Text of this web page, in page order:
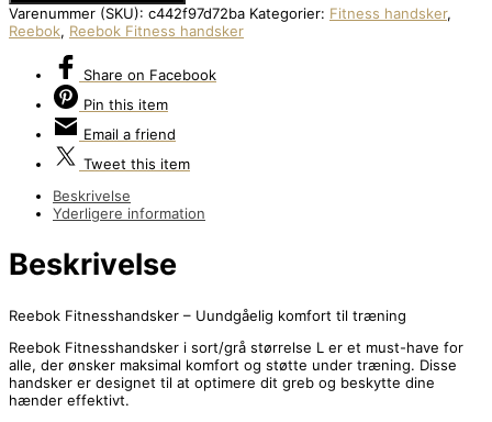
Varenummer (SKU): c442f97d72ba Kategorier: Fitness handsker,
Reebok, Reebok Fitness handsker
Share on Facebook
Pin this item
Email a friend
Tweet this item
Beskrivelse
Yderligere information
Beskrivelse
Reebok Fitnesshandsker – Uundgåelig komfort til træning
Reebok Fitnesshandsker i sort/grå størrelse L er et must-have for
alle, der ønsker maksimal komfort og støtte under træning. Disse
handsker er designet til at optimere dit greb og beskytte dine
hænder effektivt.